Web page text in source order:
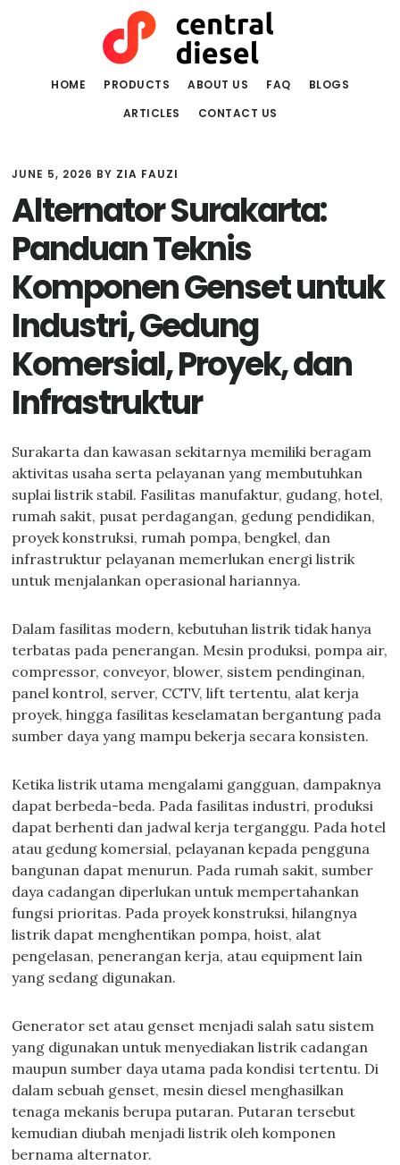
HOME PRODUCTS ABOUT US FAQ
BLOGS
ARTICLES
CONTACT US
JUNE 5, 2026 BY ZIA FAUZI
Alternator Surakarta:
Panduan Teknis
Komponen Genset untuk
Industri, Gedung
Komersial, Proyek, dan
Infrastruktur
Surakarta dan kawasan sekitarnya memiliki beragam
aktivitas usaha serta pelayanan yang membutuhkan
suplai listrik stabil. Fasilitas manufaktur, gudang, hotel,
rumah sakit, pusat perdagangan, gedung pendidikan,
proyek konstruksi, rumah pompa, bengkel, dan
infrastruktur pelayanan memerlukan energi listrik
untuk menjalankan operasional hariannya.
Dalam fasilitas modern, kebutuhan listrik tidak hanya
terbatas pada penerangan. Mesin produksi, pompa air,
compressor, conveyor, blower, sistem pendinginan,
panel kontrol, server, CCTV, lift tertentu, alat kerja
proyek, hingga fasilitas keselamatan bergantung pada
sumber daya yang mampu bekerja secara konsisten.
Ketika listrik utama mengalami gangguan, dampaknya
dapat berbeda-beda. Pada fasilitas industri, produksi
dapat berhenti dan jadwal kerja terganggu. Pada hotel
atau gedung komersial, pelayanan kepada pengguna
bangunan dapat menurun. Pada rumah sakit, sumber
daya cadangan diperlukan untuk mempertahankan
fungsi prioritas. Pada proyek konstruksi, hilangnya
listrik dapat menghentikan pompa, hoist, alat
pengelasan, penerangan kerja, atau equipment lain
yang sedang digunakan.
Generator set atau genset menjadi salah satu sistem
yang digunakan untuk menyediakan listrik cadangan
maupun sumber daya utama pada kondisi tertentu. Di
dalam sebuah genset, mesin diesel menghasilkan
tenaga mekanis berupa putaran. Putaran tersebut
kemudian diubah menjadi listrik oleh komponen
bernama alternator.